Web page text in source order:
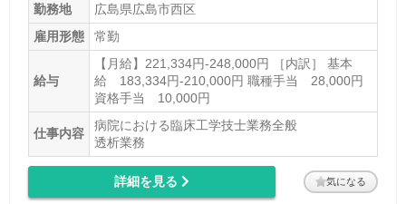
勤務地
広島県広島市西区
雇用形態
常勤
給与
【月給】221,334円‐248,000円 ［内訳］ 基本
給 183,334円‐210,000円 職種手当 28,000円
資格手当 10,000円
仕事内容
病院における臨床工学技士業務全般
透析業務
詳細を見る 気になる